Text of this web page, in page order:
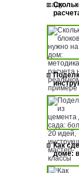
Как
доме: